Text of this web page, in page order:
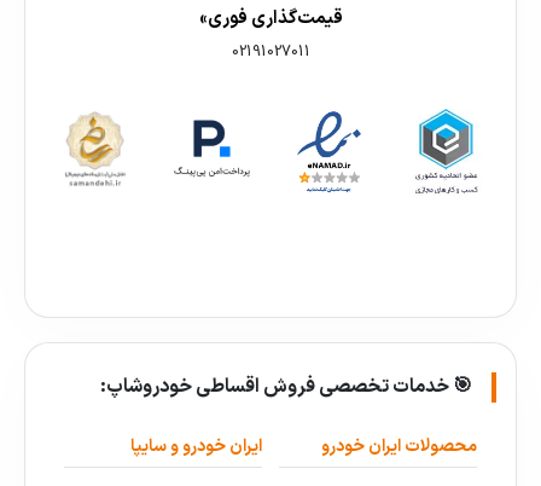
قیمت‌گذاری فوری»
02191027011
🎯 خدمات تخصصی فروش اقساطی خودروشاپ:
محصولات ایران خودرو ایران خودرو و سایپا